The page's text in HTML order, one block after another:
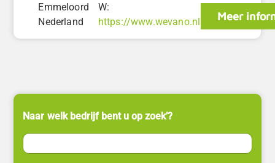
Emmeloord
Nederland
W:
https://www.wevano.nl
Meer
Naar welk bedrijf bent u op zoek’?